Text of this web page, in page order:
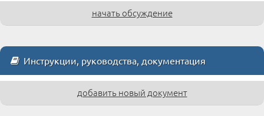
начать обсуждение
Инструкции, руководства, документация
добавить новый документ